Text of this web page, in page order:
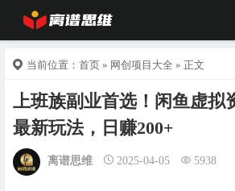
当前位置： 首页 » 网创项目大全 » 正文
上班族副业首选！闲鱼虚拟
最新玩法，日赚200+
离谱思维 2025-04-05 5938